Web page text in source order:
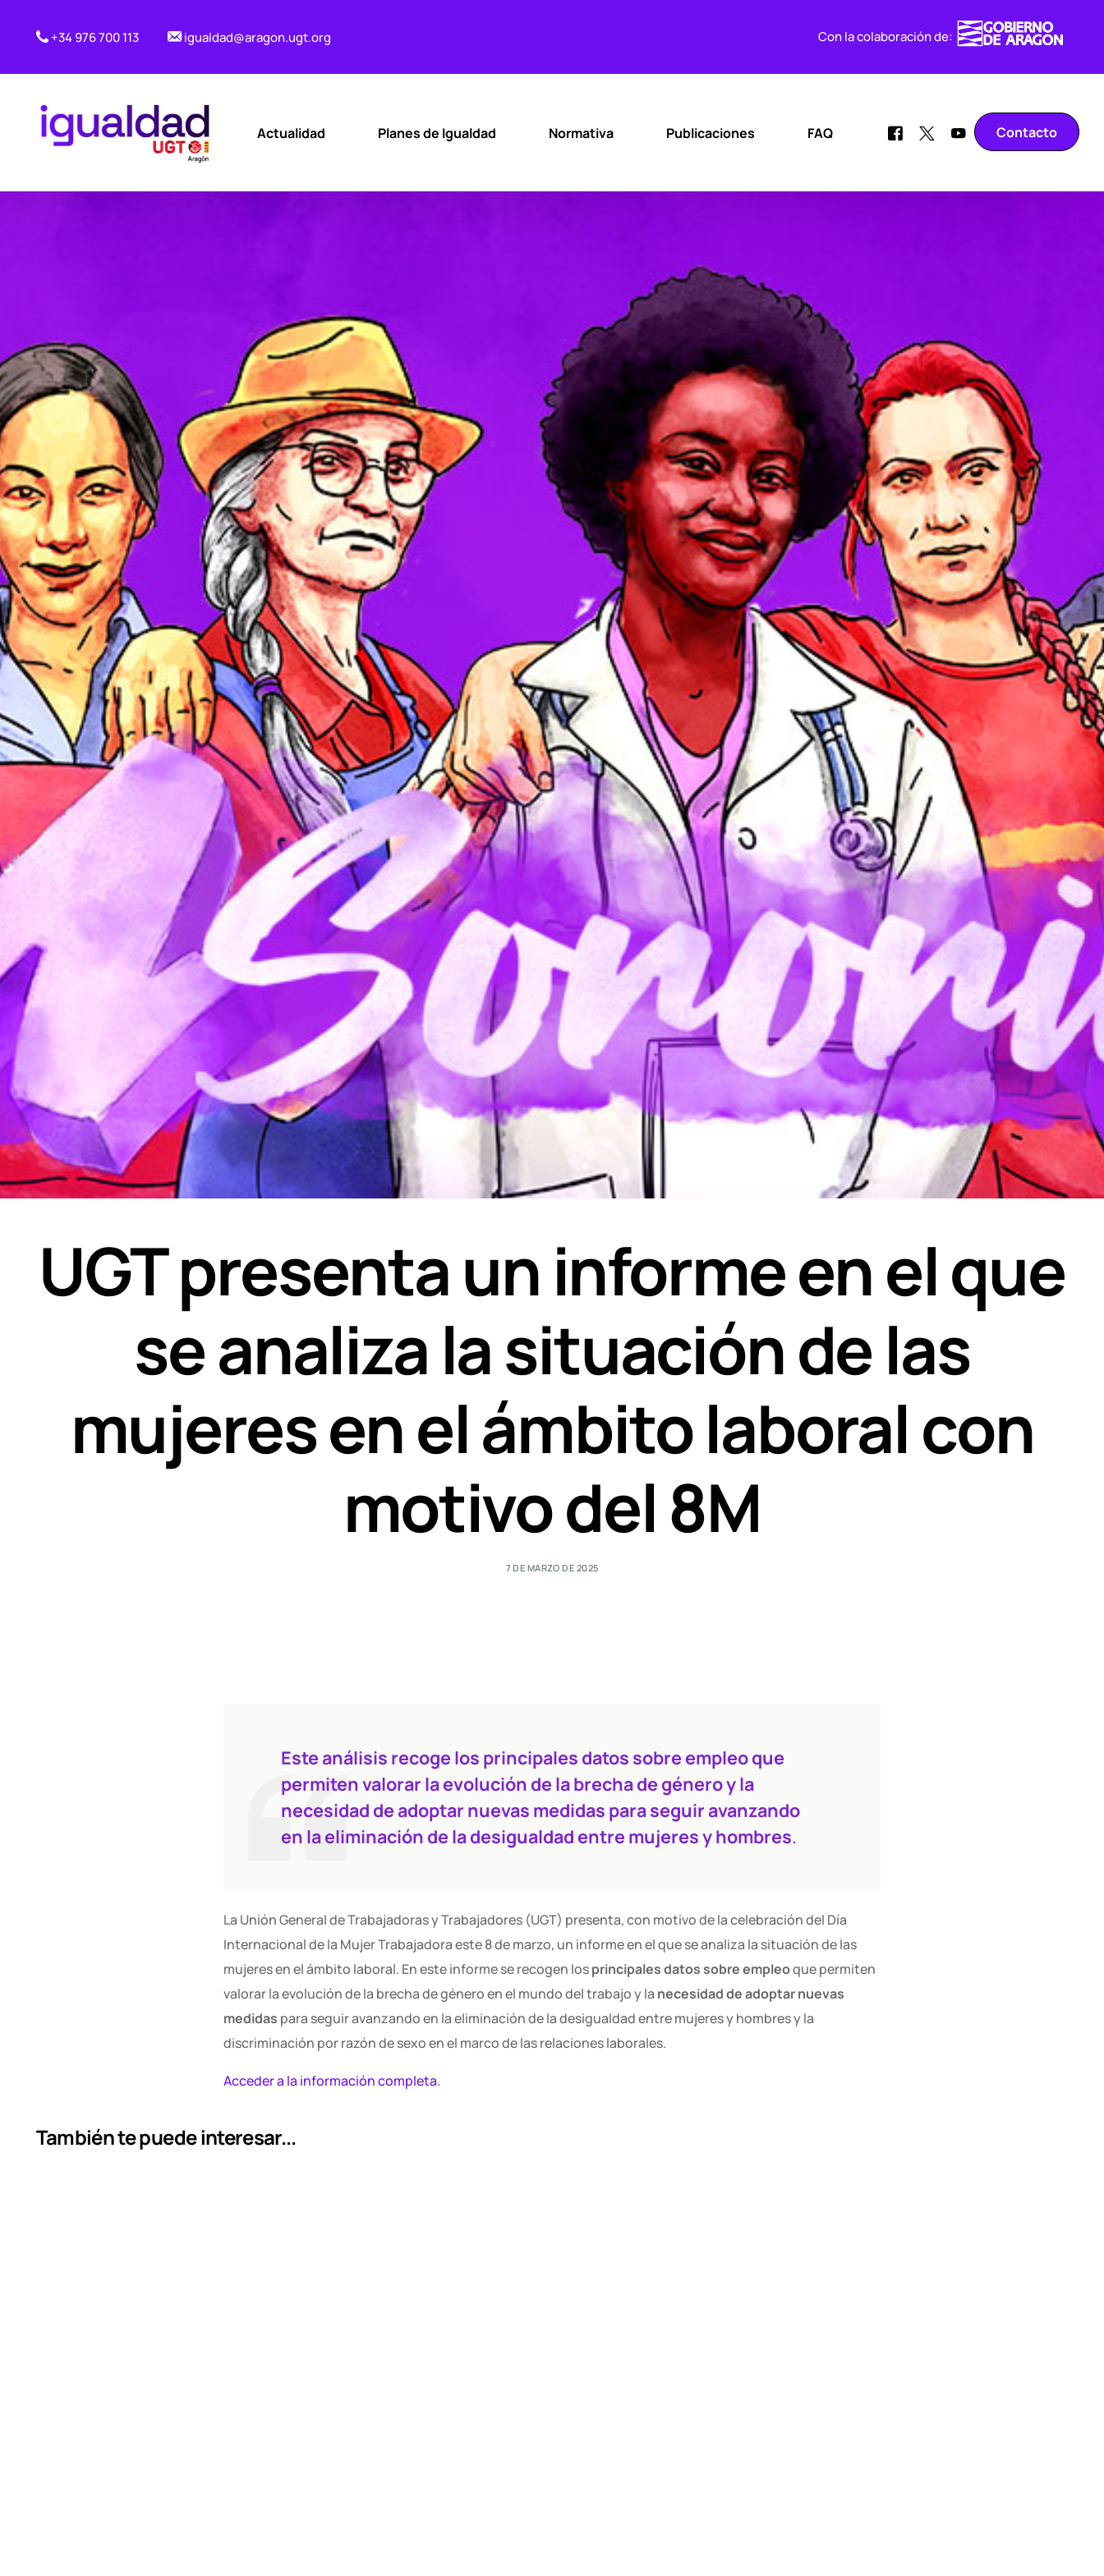
+34 976 700 113 igualdad@aragon.ugt.org Con la colaboración de:
Actualidad Planes de Igualdad Normativa Publicaciones FAQ Contacto
UGT presenta un informe en el que
se analiza la situación de las
mujeres en el ámbito laboral con
motivo del 8M
7 DE MARZO DE 2025
Este análisis recoge los principales datos sobre empleo que
permiten valorar la evolución de la brecha de género y la
necesidad de adoptar nuevas medidas para seguir avanzando
en la eliminación de la desigualdad entre mujeres y hombres.
La Unión General de Trabajadoras y Trabajadores (UGT) presenta, con motivo de la celebración del Día
Internacional de la Mujer Trabajadora este 8 de marzo, un informe en el que se analiza la situación de las
mujeres en el ámbito laboral. En este informe se recogen losprincipales datos sobre empleoque permiten
valorar la evolución de la brecha de género en el mundo del trabajo y la necesidad de adoptar nuevas
medidas para seguir avanzando en la eliminación de la desigualdad entre mujeres y hombres y la
discriminación por razón de sexo en el marco de las relaciones laborales.
Acceder a la información completa.
También te puede interesar...